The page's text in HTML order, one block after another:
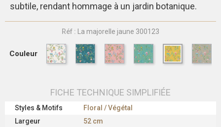
subtile, rendant hommage à un jardin botanique.
Réf : La majorelle jaune 300123
Couleur
FICHE TECHNIQUE SIMPLIFIÉE
Styles & Motifs
Floral / Végétal
Largeur
52 cm